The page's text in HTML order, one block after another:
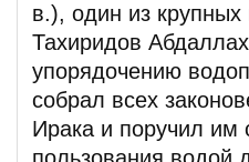
в.), один из крупных
Тахиридов
упорядочению
собрал всех
Ирака и поручил им